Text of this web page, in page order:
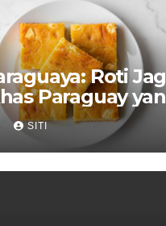
Roti
Paraguay
SITI